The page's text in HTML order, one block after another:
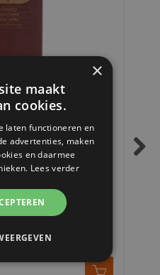
30.5 x 40.6 cm 10 vel
×
maakt
cookies.
laten functioneren en
advertenties, maken
en daarmee
Lees verder